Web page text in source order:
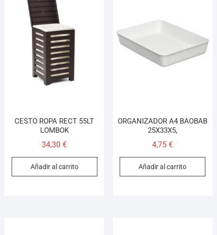
CESTO ROPA RECT 55LT
LOMBOK
34,30€
Añadir al carrito
ORGANIZADOR A4 BAOBAB
25X33X5,
4,75€
Añadir al carrito